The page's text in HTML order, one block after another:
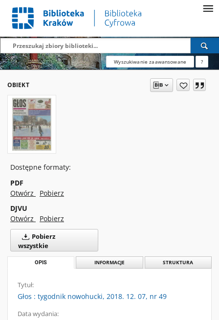
Wyszukiwanie zaawansowane ?
OBIEKT
Dostępne formaty:
PDF
Otwórz
Pobierz
DJVU
Otwórz
Pobierz
Pobierz
wszystkie
OPIS INFORMACJE STRUKTURA
Tytuł:
Głos : tygodnik nowohucki, 2018. 12. 07, nr 49
Data wydania: